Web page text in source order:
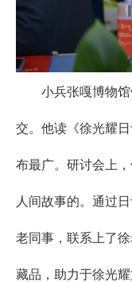
小兵张嘎博物馆
交。他读《徐光耀
布最广。研讨会上
人间故事的。通过
老同事，联系上了
藏品，助力于徐光